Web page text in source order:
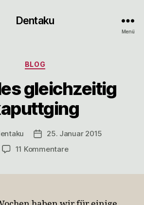
Dentaku
Menü
Kategorien
BLOG
gleichzeitig
Veröffentlichungsdatum
25. Januar 2015
11 Kommentarezu